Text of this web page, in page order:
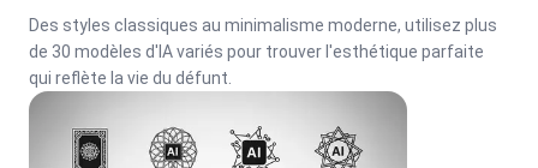
Des styles classiques au minimalisme moderne, utilisez plus
de 30 modèles d'IA variés pour trouver l'esthétique parfaite
qui reflète la vie du défunt.